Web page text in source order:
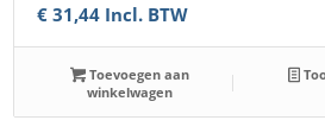
€ 31,44 Incl. BTW
Toevoegen aan
winkelwagen